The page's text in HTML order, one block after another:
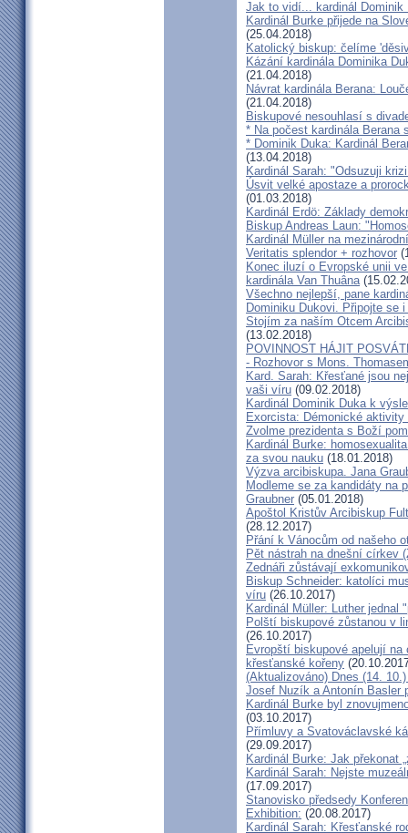
Jak to vidí... kardinál Dominik
Kardinál Burke přijede na
(25.04.2018)
Katolický biskup: čelíme
Kázání kardinála Dominika
(21.04.2018)
Návrat kardinála Berana:
(21.04.2018)
Biskupové nesouhlasí s
* Na počest kardinála
* Dominik Duka: Kardinál
(13.04.2018)
Kardinál Sarah: "Odsuzuji
Úsvit velké apostaze a
(01.03.2018)
Kardinál Erdö: Základy
Biskup Andreas Laun:
Kardinál Müller na
Veritatis splendor + rozhovor
Konec iluzí o Evropské unii
kardinála Van Thuâna
Všechno nejlepší, pane
Dominiku Dukovi. Připojte se
Stojím za naším Otcem
(13.02.2018)
POVINNOST HÁJIT
- Rozhovor s Mons.
Kard. Sarah: Křesťané jsou
vaši víru (09.02.2018)
Kardinál Dominik Duka k
Exorcista: Démonické
Zvolme prezidenta s Boží
Kardinál Burke:
za svou nauku (18.01.2018)
Výzva arcibiskupa. Jana
Modleme se za kandidáty na
Graubner (05.01.2018)
Apoštol Kristův Arcibiskup
(28.12.2017)
Přání k Vánocům od našeho
Pět nástrah na dnešní církev
Zednáři zůstávají
Biskup Schneider: katolíci
víru (26.10.2017)
Kardinál Müller: Luther jednal
Polští biskupové zůstanou v
(26.10.2017)
Evropští biskupové apelují
křesťanské kořeny
(Aktualizováno) Dnes (14.
Josef Nuzík a Antonín Basler
Kardinál Burke byl
(03.10.2017)
Přímluvy a Svatováclavské
(29.09.2017)
Kardinál Burke: Jak překonat
Kardinál Sarah: Nejste
(17.09.2017)
Stanovisko předsedy
Exhibition: (20.08.2017)
Kardinál Sarah: Křesťanské